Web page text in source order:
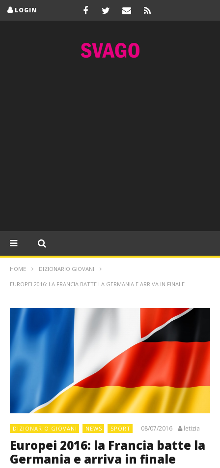
LOGIN
HOME DIZIONARIO GIOVANI
EUROPEI 2016: LA FRANCIA BATTE LA GERMANIA E ARRIVA IN FINALE
DIZIONARIO GIOVANI NEWS SPORT 08/07/2016 letizia
Europei 2016: la Francia batte la
Germania e arriva in finale